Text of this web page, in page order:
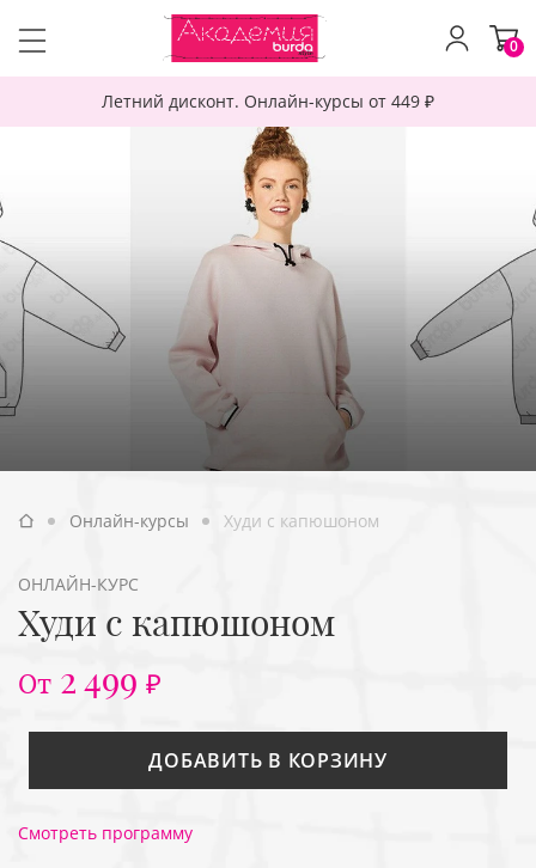
Летний дисконт. Онлайн-курсы от 449 ₽
0
Онлайн-курсы Худи с капюшоном
ОНЛАЙН-КУРС
Худи с капюшоном
От 2 499 ₽
ДОБАВИТЬ В КОРЗИНУ
Смотреть программу